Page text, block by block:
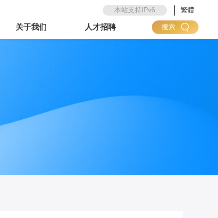
本站支持IPv6 繁體
关于我们 人才招聘 搜索